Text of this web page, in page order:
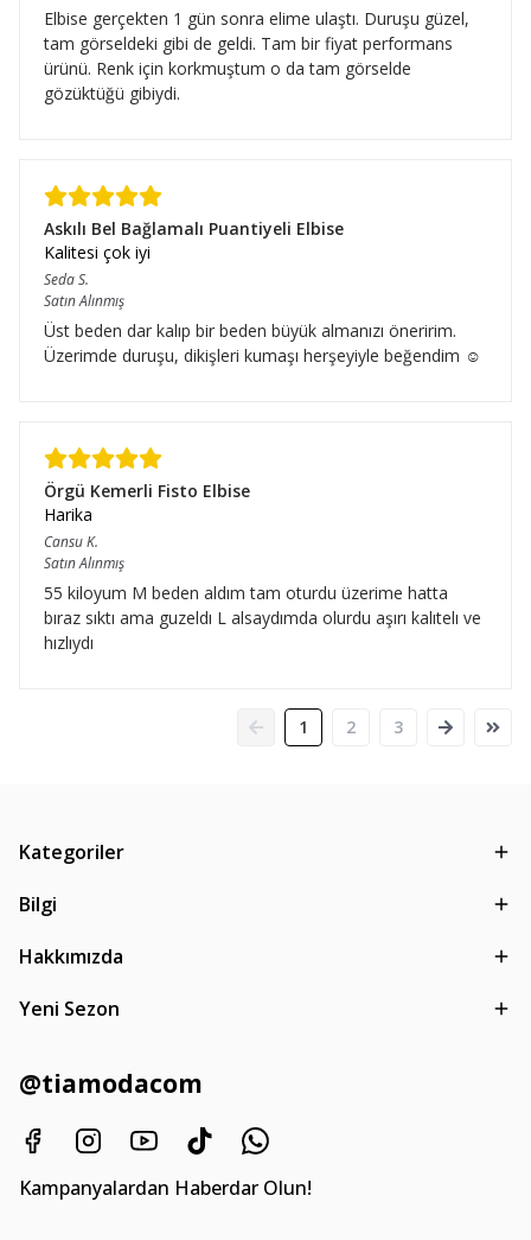
Elbise gerçekten 1 gün sonra elime ulaştı. Duruşu güzel,
tam görseldeki gibi de geldi. Tam bir fiyat performans
ürünü. Renk için korkmuştum o da tam görselde
gözüktüğü gibiydi.
Askılı Bel Bağlamalı Puantiyeli Elbise
Kalitesi çok iyi
SedaS.
Satın Alınmış
Üst beden dar kalıp bir beden büyük almanızı öneririm.
Üzerimde duruşu, dikişleri kumaşı herşeyiyle beğendim ☺️
Örgü Kemerli Fisto Elbise
Harika
CansuK.
Satın Alınmış
55 kiloyum M beden aldım tam oturdu üzerime hatta
bıraz sıktı ama guzeldı L alsaydımda olurdu aşırı kalıtelı ve
hızlıydı
1 2 3
Kategoriler
Bilgi
Hakkımızda
Yeni Sezon
@tiamodacom
Kampanyalardan Haberdar Olun!